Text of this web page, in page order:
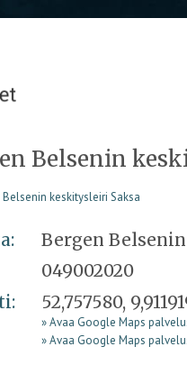
Belsenin
Bergen
049002020
52,757580,
» Avaa Google Maps
» Avaa Google Maps